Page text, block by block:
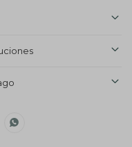
